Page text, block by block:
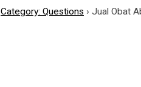
Category: Questions › Jual Obat